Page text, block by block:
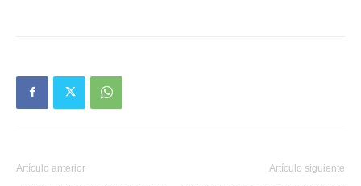
Artículo anterior Artículo siguiente